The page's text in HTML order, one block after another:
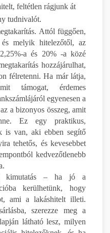
feltétlen rágjunk át
tudnivalót.
Attól függően,
melyik hitelezőtől, az
a és 20% -a közé
hozzájárulhat,
félretenni. Ha már látja,
támogat, érdemes
egyenesen a
a bizonyos összeg, amit
Ez egy praktikus,
is van, aki ebben segítő
tehetős, és kevesebbet
kedvezőtlenebb
kimutatás – ha jó a
kerülhetünk, hogy
ami a lakáshitelt illeti.
szerezze meg a
látható lesz, milyen